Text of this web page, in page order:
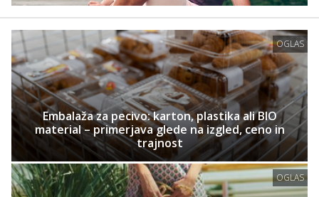
OGLAS
Embalaža za pecivo: karton, plastika ali BIO
material – primerjava glede na izgled, ceno in
trajnost
OGLAS